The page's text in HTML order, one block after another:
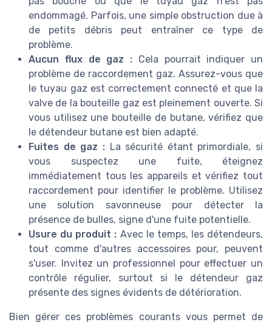
endommagé. Parfois, une simple obstruction due à
de petits débris peut entraîner ce type de
problème.
Aucun flux de gaz : Cela pourrait indiquer un
problème de raccordement gaz. Assurez-vous que
le tuyau gaz est correctement connecté et que la
valve de la bouteille gaz est pleinement ouverte. Si
vous utilisez une bouteille de butane, vérifiez que
le détendeur butane est bien adapté.
Fuites de gaz :La sécurité étant primordiale, si
vous suspectez une fuite, éteignez
immédiatement tous les appareils et vérifiez tout
raccordement pour identifier le problème. Utilisez
une solution savonneuse pour détecter la
présence de bulles, signe d'une fuite potentielle.
Usure du produit : Avec le temps, les détendeurs,
tout comme d'autres accessoires pour, peuvent
s'user. Invitez un professionnel pour effectuer un
contrôle régulier, surtout si le détendeur gaz
présente des signes évidents de détérioration.
Bien gérer ces problèmes courants vous permet de